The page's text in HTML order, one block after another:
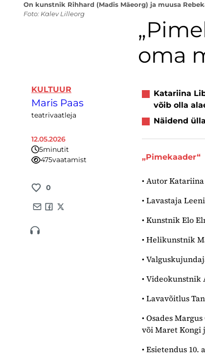
On kunstnik Rihhard (Madis Mäeorg) ja muusa
Foto: Kalev Lilleorg
oma
KULTUUR
Maris Paas
teatrivaatleja
12.05.2026
5minutit
475vaatamist
0
Katariina
võib olla
Näidend
„Pimekaader“
• Autor
• Lavastaja
• Kunstnik Elo
• Helikunstnik
•
• Videokunstnik
• Lavavõitlus
• Osades
või Maret Kongi
• Esietendus